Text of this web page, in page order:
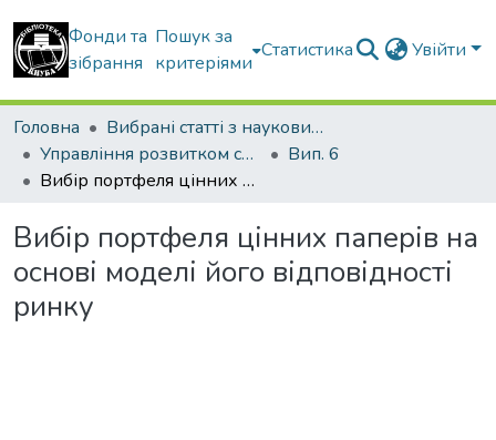
Фонди та
зібрання
Пошук за
критеріями
Статистика Увійти
Головна
Вибрані статті з наукових збірників КНУБА
Управління розвитком складних систем
Вип. 6
Вибір портфеля цінних паперів на основі моделі його відповідності ринку
Вибір портфеля цінних паперів на
основі моделі його відповідності
ринку